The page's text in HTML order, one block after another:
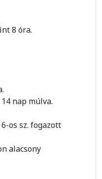
8 óra.
nap múlva.
os sz. fogazott
alacsony